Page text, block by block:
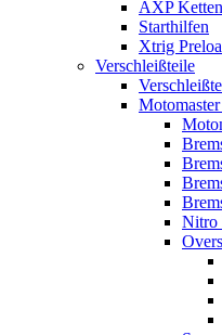
AXP
Starthilfen
Xtrig
Verschleißteile
Nitro